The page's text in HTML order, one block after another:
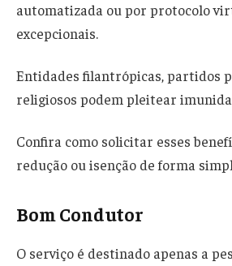
automatizada ou por protocolo
excepcionais.
Entidades filantrópicas, partidos
religiosos podem pleitear
Confira como solicitar esses
redução ou isenção de forma
Bom Condutor
O serviço é destinado apenas a